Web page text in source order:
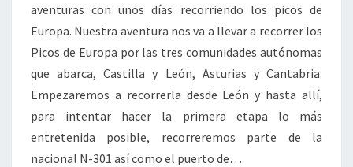
LA
N-
301
aventuras con unos días recorriendo los picos de
Europa. Nuestra aventura nos va a llevar a recorrer los
Picos de Europa por las tres comunidades autónomas
que abarca, Castilla y León, Asturias y Cantabria.
Empezaremos a recorrerla desde León y hasta allí,
para intentar hacer la primera etapa lo más
entretenida posible, recorreremos parte de la
nacional N-301 así como el puerto de…